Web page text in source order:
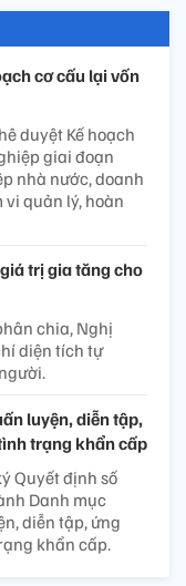
cơ cấu lại vốn
duyệt Kế hoạch
giai đoạn
nhà nước, doanh
quản lý, hoàn
trị gia tăng cho
chia, Nghị
diện tích tự
luyện, diễn tập,
trạng khẩn cấp
Quyết định số
Danh mục
diễn tập, ứng
khẩn cấp.